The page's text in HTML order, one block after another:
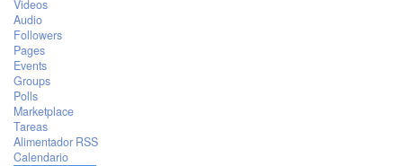
Videos
Audio
Followers
Pages
Events
Groups
Polls
Marketplace
Tareas
Alimentador RSS
Calendario